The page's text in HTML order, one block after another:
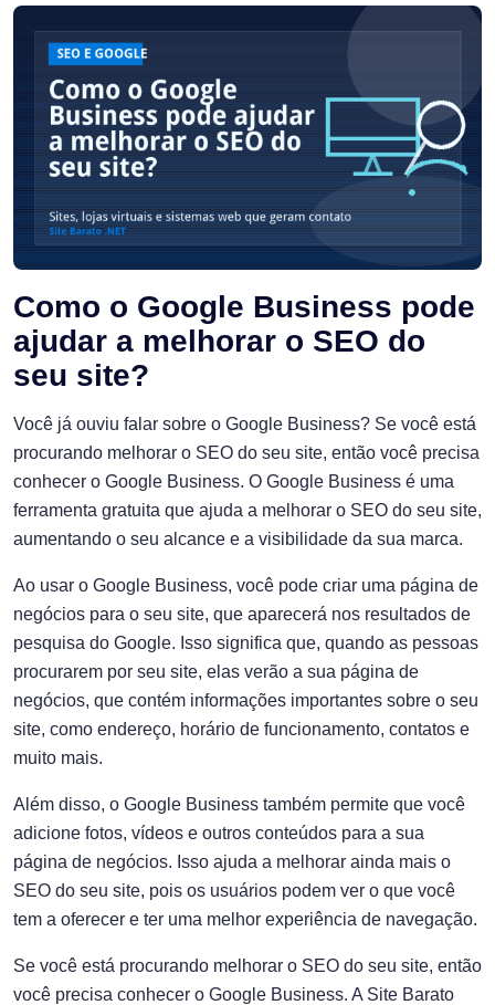
Como o Google Business pode
ajudar a melhorar o SEO do
seu site?
Você já ouviu falar sobre o Google Business? Se você está
procurando melhorar o SEO do seu site, então você precisa
conhecer o Google Business. O Google Business é uma
ferramenta gratuita que ajuda a melhorar o SEO do seu site,
aumentando o seu alcance e a visibilidade da sua marca.
Ao usar o Google Business, você pode criar uma página de
negócios para o seu site, que aparecerá nos resultados de
pesquisa do Google. Isso significa que, quando as pessoas
procurarem por seu site, elas verão a sua página de
negócios, que contém informações importantes sobre o seu
site, como endereço, horário de funcionamento, contatos e
muito mais.
Além disso, o Google Business também permite que você
adicione fotos, vídeos e outros conteúdos para a sua
página de negócios. Isso ajuda a melhorar ainda mais o
SEO do seu site, pois os usuários podem ver o que você
tem a oferecer e ter uma melhor experiência de navegação.
Se você está procurando melhorar o SEO do seu site, então
você precisa conhecer o Google Business. A Site Barato